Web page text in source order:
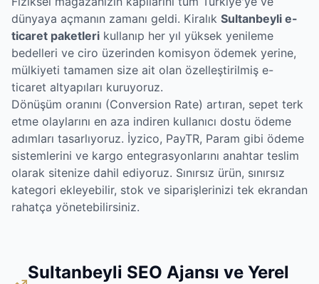
dünyaya açmanın zamanı geldi. Kiralık Sultanbeyli e-
ticaret paketleri kullanıp her yıl yüksek yenileme
bedelleri ve ciro üzerinden komisyon ödemek yerine,
mülkiyeti tamamen size ait olan özelleştirilmiş e-
ticaret altyapıları kuruyoruz.
Dönüşüm oranını (Conversion Rate) artıran, sepet terk
etme olaylarını en aza indiren kullanıcı dostu ödeme
adımları tasarlıyoruz. İyzico, PayTR, Param gibi ödeme
sistemlerini ve kargo entegrasyonlarını anahtar teslim
olarak sitenize dahil ediyoruz. Sınırsız ürün, sınırsız
kategori ekleyebilir, stok ve siparişlerinizi tek ekrandan
rahatça yönetebilirsiniz.
Sultanbeyli SEO Ajansı ve Yerel